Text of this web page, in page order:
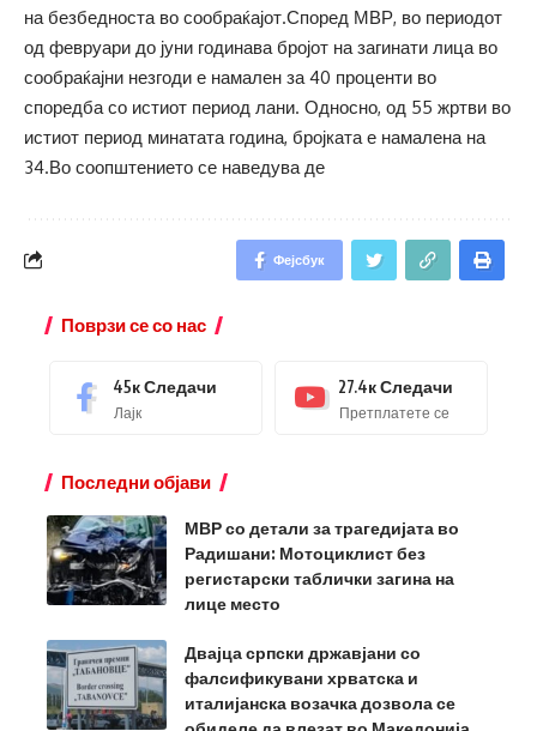
на безбедноста во сообраќајот.Според МВР, во периодот
од февруари до јуни годинава бројот на загинати лица во
сообраќајни незгоди е намален за 40 проценти во
споредба со истиот период лани. Односно, од 55 жртви во
истиот период минатата година, бројката е намалена на
34.Во соопштението се наведува де
Фејсбук
Поврзи се со нас
45кСледачи
Лајк
27.4кСледачи
Претплатете се
Последни објави
МВР со детали за трагедијата во
Радишани: Мотоциклист без
регистарски таблички загина на
лице место
Двајца српски државјани со
фалсификувани хрватска и
италијанска возачка дозвола се